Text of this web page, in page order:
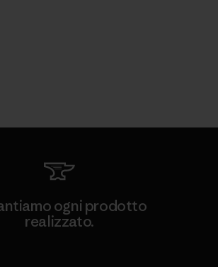
ogni prodotto
realizzato.